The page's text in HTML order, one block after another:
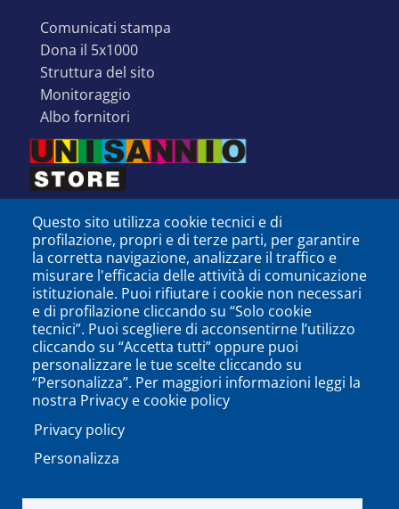
comunicati stampa
dona il 5x1000
struttura del sito
monitoraggio
albo fornitori
SEGUICI SU
PODCAST
Questo sito utilizza cookie tecnici e di
profilazione, propri e di terze parti, per garantire
la corretta navigazione, analizzare il traffico e
misurare l'efficacia delle attività di comunicazione
istituzionale. Puoi rifiutare i cookie non necessari
e di profilazione cliccando su “Solo cookie
tecnici”. Puoi scegliere di acconsentirne l’utilizzo
cliccando su “Accetta tutti” oppure puoi
personalizzare le tue scelte cliccando su
“Personalizza”. Per maggiori informazioni leggi la
nostra Privacy e cookie policy
Privacy policy
Personalizza